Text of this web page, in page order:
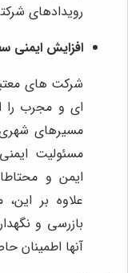
رویدادهای
افزایش ایمنی
شرکت های
ای و مجرب را
مسیرهای
مسئولیت
ایمن و
علاوه بر
بازرسی و
آنها اطمینان